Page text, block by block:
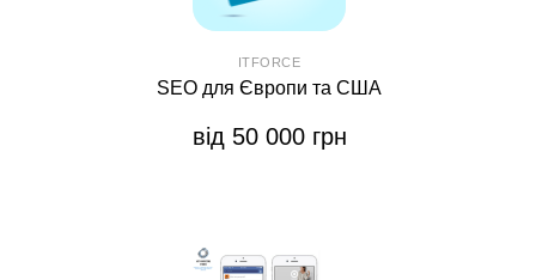
ITFORCE
SEO для Європи та США
від 50 000 грн